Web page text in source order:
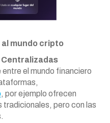
mundo cripto
Centralizadas
el mundo financiero
, por ejemplo ofrecen
tradicionales, pero con las